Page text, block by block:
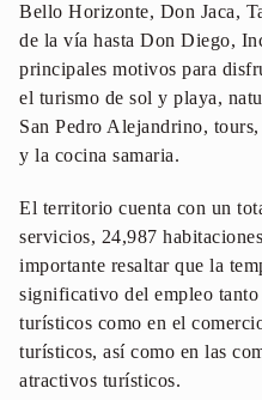
Bello Horizonte, Don Jaca,
de la vía hasta Don Diego,
principales motivos para
el turismo de sol y playa,
San Pedro Alejandrino,
y la cocina samaria.
El territorio cuenta con un
servicios, 24,987
importante resaltar que la
significativo del empleo tanto
turísticos como en el
turísticos, así como en las
atractivos turísticos.